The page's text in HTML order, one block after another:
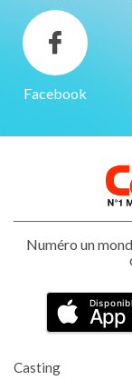
Facebook
Numéro un
App
Casting